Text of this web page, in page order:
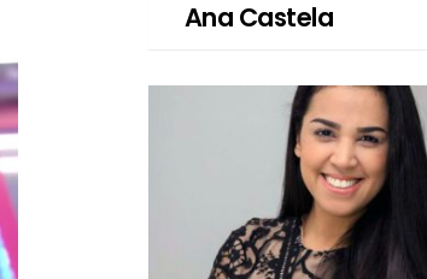
Ana Castela